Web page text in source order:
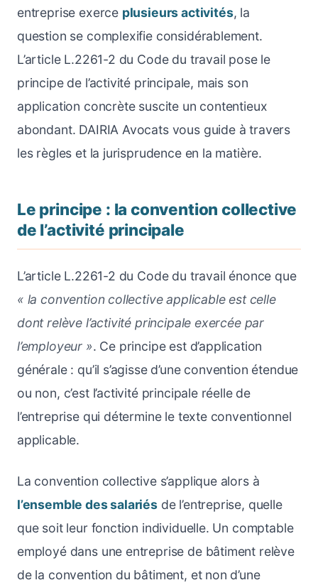
entreprise exerce plusieurs activités, la
question se complexifie considérablement.
L’article L.2261-2 du Code du travail pose le
principe de l’activité principale, mais son
application concrète suscite un contentieux
abondant. DAIRIA Avocats vous guide à travers
les règles et la jurisprudence en la matière.
Le principe : la convention collective
de l’activité principale
L’article L.2261-2 du Code du travail énonce que
« la convention collective applicable est celle
dont relève l’activité principale exercée par
l’employeur ». Ce principe est d’application
générale : qu’il s’agisse d’une convention étendue
ou non, c’est l’activité principale réelle de
l’entreprise qui détermine le texte conventionnel
applicable.
La convention collective s’applique alors à
l’ensemble des salariésde l’entreprise, quelle
que soit leur fonction individuelle. Un comptable
employé dans une entreprise de bâtiment relève
de la convention du bâtiment, et non d’une